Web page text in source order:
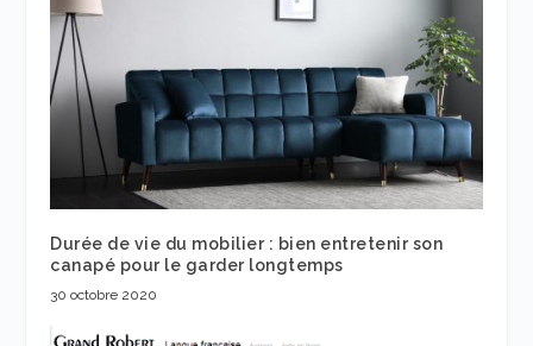
Durée de vie du mobilier : bien entretenir son
canapé pour le garder longtemps
30 octobre 2020